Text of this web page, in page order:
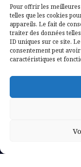
Pour offrir les
telles que les cookies
appareils. Le fait de
traiter des données
ID uniques sur ce site.
consentement peut
caractéristiques et
Mentions
Politique de